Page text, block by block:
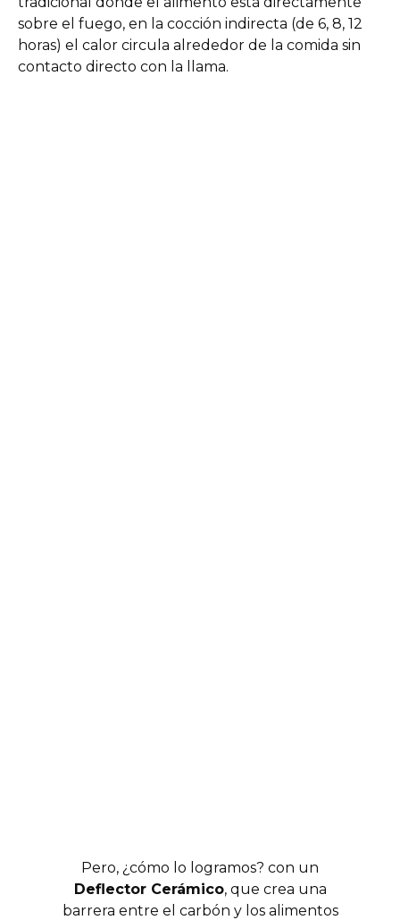
sobre el fuego, en la cocción indirecta (de 6, 8, 12
horas) el calor circula alrededor de la comida sin
contacto directo con la llama.
Pero, ¿cómo lo logramos? con un
Deflector Cerámico, que crea una
barrera entre el carbón y los alimentos